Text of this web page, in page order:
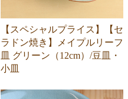
【スペシャルプライス】【セ
ラドン焼き】メイプルリーフ
皿 グリーン（12cm）/豆皿・
小皿